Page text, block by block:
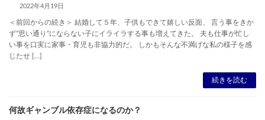
2022年4月19日
＜前回からの続き＞ 結婚して５年、子供もできて嬉しい反面、 言う事をきか
ず”思い通り”にならない子にイライラする事も増えてきた。 夫も仕事が忙し
い事を口実に家事・育児も非協力的だ。 しかもそんな不満げな私の様子を感
じたせ […]
続きを読む
何故ギャンブル依存症になるのか？